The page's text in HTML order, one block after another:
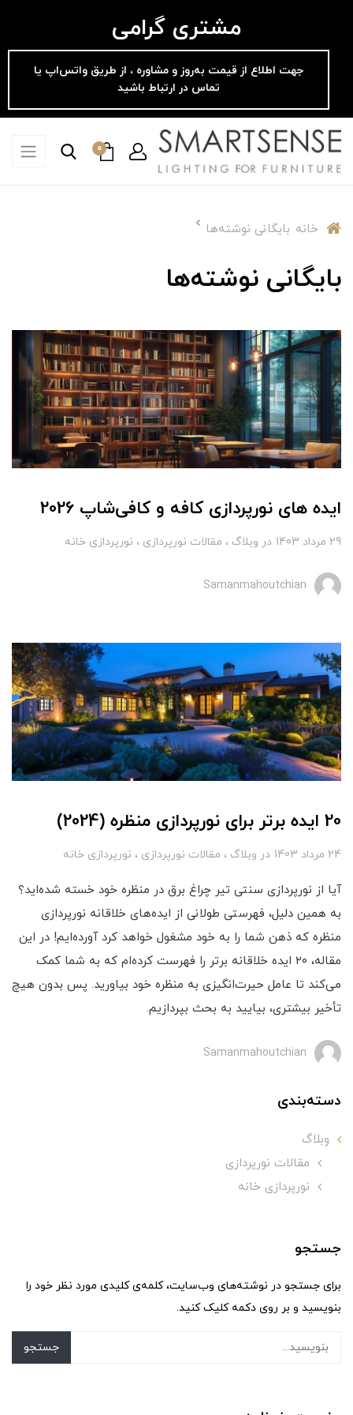
مشتری گرامی
جهت اطلاع از قیمت به‌روز و مشاوره ، از طریق واتس‌اپ یا
تماس در ارتباط باشید
0
خانه بایگانی نوشته‌ها
بایگانی نوشته‌ها
ایده های نورپردازی کافه و کافی‌شاپ 2026
29 مرداد 1403 در وبلاگ مقالات نورپردازی نورپردازی خانه
Samanmahoutchian
20 ایده برتر برای نورپردازی منظره (2024)
24 مرداد 1403 در وبلاگ مقالات نورپردازی نورپردازی خانه
آیا از نورپردازی سنتی تیر چراغ برق در منظره خود خسته شده‌اید؟
به همین دلیل، فهرستی طولانی از ایده‌های خلاقانه نورپردازی
منظره که ذهن شما را به خود مشغول خواهد کرد آورده‌ایم! در این
مقاله، ۲۰ ایده خلاقانه برتر را فهرست کرده‌ام که به شما کمک
می‌کند تا عامل حیرت‌انگیزی به منظره خود بیاورید. پس بدون هیچ
تأخیر بیشتری، بیایید به بحث بپردازیم.
Samanmahoutchian
دسته‌بندی
وبلاگ
مقالات نورپردازی
نورپردازی خانه
جستجو
برای جستجو در نوشته‌های وب‌سایت، کلمه‌ی کلیدی مورد نظر خود را
بنویسید و بر روی دکمه کلیک کنید.
جستجو